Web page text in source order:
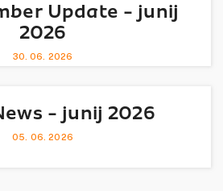
Update - junij
2026
30. 06. 2026
- junij 2026
05. 06. 2026